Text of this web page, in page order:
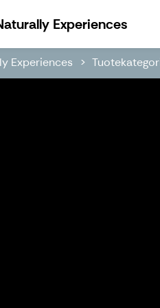
Experiences
Experiences